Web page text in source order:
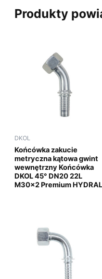
Produkty
DKOL
Końcówka zakucie
metryczna kątowa gwint
wewnętrzny Końcówka
DKOL 45° DN20 22L
M30x2 Premium HYDRAL